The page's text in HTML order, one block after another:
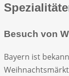
Besuch von
Bayern ist